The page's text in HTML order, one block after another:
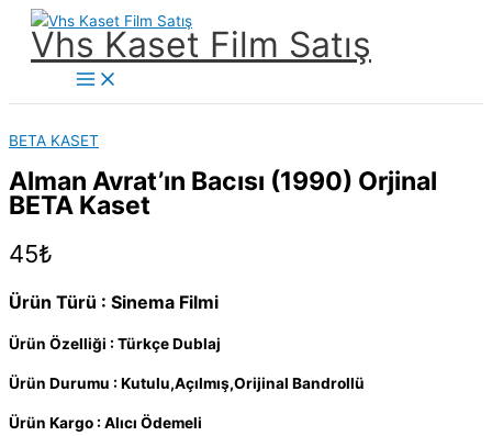
İçeriğe
Vhs Kaset Film Satış
Main
Menu
BETA KASET
Alman Avrat’ın Bacısı (1990) Orjinal
BETA Kaset
45₺
Ürün Türü : Sinema Filmi
Ürün Özelliği : Türkçe Dublaj
Ürün Durumu : Kutulu,Açılmış,Orijinal Bandrollü
Ürün Kargo : Alıcı Ödemeli